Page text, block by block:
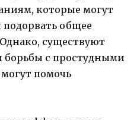
которые могут
общее
существуют
с простудными
помочь